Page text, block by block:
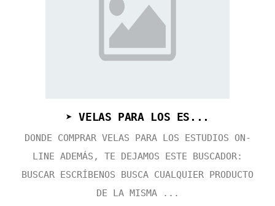
➤ VELAS PARA LOS ES...
DONDE COMPRAR VELAS PARA LOS ESTUDIOS ON-
LINE ADEMÁS, TE DEJAMOS ESTE BUSCADOR:
BUSCAR ESCRÍBENOS BUSCA CUALQUIER PRODUCTO
DE LA MISMA ...